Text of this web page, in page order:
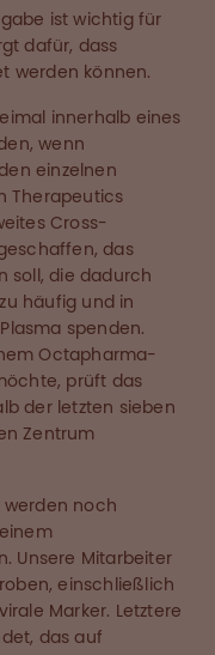
ist wichtig für
dafür, dass
werden können.
innerhalb eines
wenn
einzelnen
Therapeutics
Cross-
das
soll, die dadurch
häufig und in
spenden.
Octapharma-
prüft das
der letzten sieben
Zentrum
werden noch
Unsere Mitarbeiter
einschließlich
Marker. Letztere
das auf